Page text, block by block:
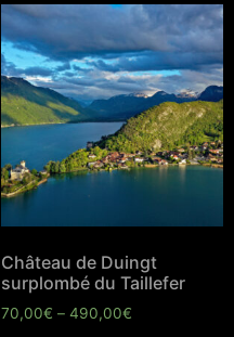
Château de Duingt
surplombé du Taillefer
70,00€ – 490,00€